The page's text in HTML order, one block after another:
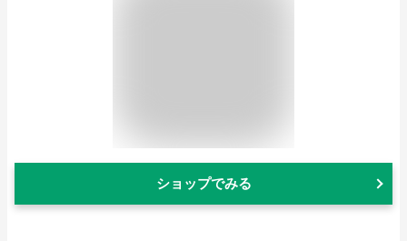
ショップでみる